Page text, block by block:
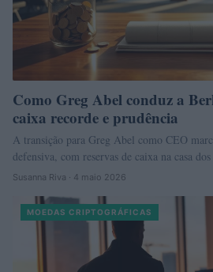
Como Greg Abel conduz a
caixa recorde e prudência
A transição para Greg Abel como CEO
defensiva, com reservas de caixa na casa
Susanna Riva · 4 maio 2026
MOEDAS CRIPTOGRÁFICAS